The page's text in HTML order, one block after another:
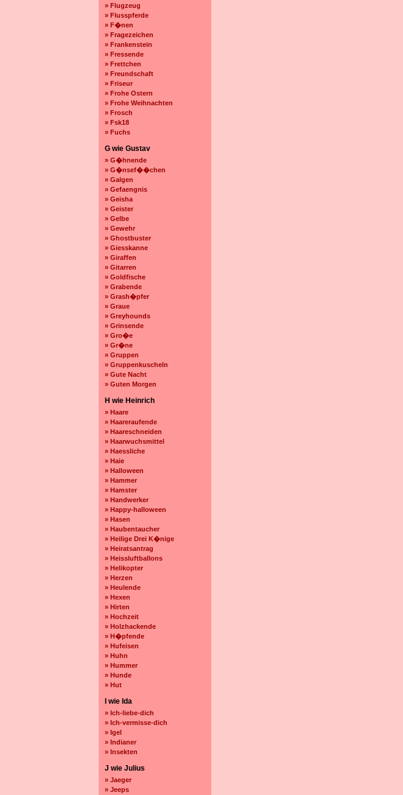
» Flugzeug
» Flusspferde
» F�nen
» Fragezeichen
» Frankenstein
» Fressende
» Frettchen
» Freundschaft
» Friseur
» Frohe Ostern
» Frohe Weihnachten
» Frosch
» Fsk18
» Fuchs
G wie Gustav
» G�hnende
» G�nsef��chen
» Galgen
» Gefaengnis
» Geisha
» Geister
» Gelbe
» Gewehr
» Ghostbuster
» Giesskanne
» Giraffen
» Gitarren
» Goldfische
» Grabende
» Grash�pfer
» Graue
» Greyhounds
» Grinsende
» Gro�e
» Gr�ne
» Gruppen
» Gruppenkuscheln
» Gute Nacht
» Guten Morgen
H wie Heinrich
» Haare
» Haareraufende
» Haareschneiden
» Haarwuchsmittel
» Haessliche
» Haie
» Halloween
» Hammer
» Hamster
» Handwerker
» Happy-halloween
» Hasen
» Haubentaucher
» Heilige Drei K�nige
» Heiratsantrag
» Heissluftballons
» Helikopter
» Herzen
» Heulende
» Hexen
» Hirten
» Hochzeit
» Holzhackende
» H�pfende
» Hufeisen
» Huhn
» Hummer
» Hunde
» Hut
I wie Ida
» Ich-liebe-dich
» Ich-vermisse-dich
» Igel
» Indianer
» Insekten
J wie Julius
» Jaeger
» Jeeps